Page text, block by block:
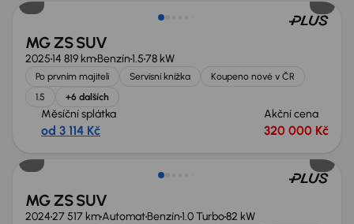
MG ZS SUV
202514 819 kmBenzín1.578 kW
Po prvním majiteli Servisní knížka
Koupeno nové v ČR
1.5
+6 dalších
Měsíční splátka
od 3 114 Kč
Akční cena
320 000 Kč
MG ZS SUV
202427 517 kmAutomatBenzín1.0 Turbo82 kW